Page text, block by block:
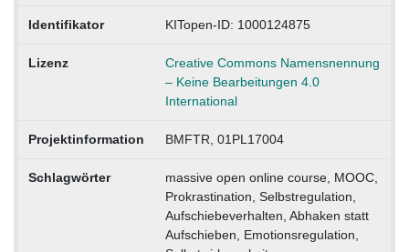
Identifikator KITopen-ID: 1000124875
Lizenz
Creative Commons Namensnennung
– Keine Bearbeitungen 4.0
International
Projektinformation BMFTR, 01PL17004
Schlagwörter
massive open online course, MOOC,
Prokrastination, Selbstregulation,
Aufschiebeverhalten, Abhaken statt
Aufschieben, Emotionsregulation,